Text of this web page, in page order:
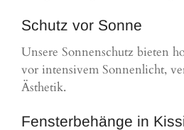
Schutz vor Sonne
Unsere Sonnenschutz bieten
vor intensivem Sonnenlicht,
Ästhetik.
Fensterbehänge in